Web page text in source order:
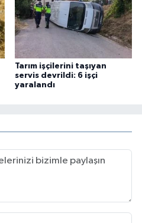
Tarım işçilerini taşıyan
servis devrildi: 6 işçi
yaralandı